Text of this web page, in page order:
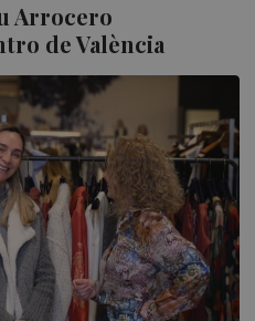
Arrocero
de València